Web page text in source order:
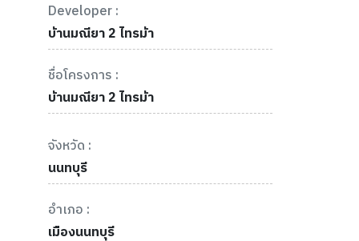
Developer :
บ้านมณียา 2 ไทรม้า
ชื่อโครงการ :
บ้านมณียา 2 ไทรม้า
จังหวัด :
นนทบุรี
อำเภอ :
เมืองนนทบุรี